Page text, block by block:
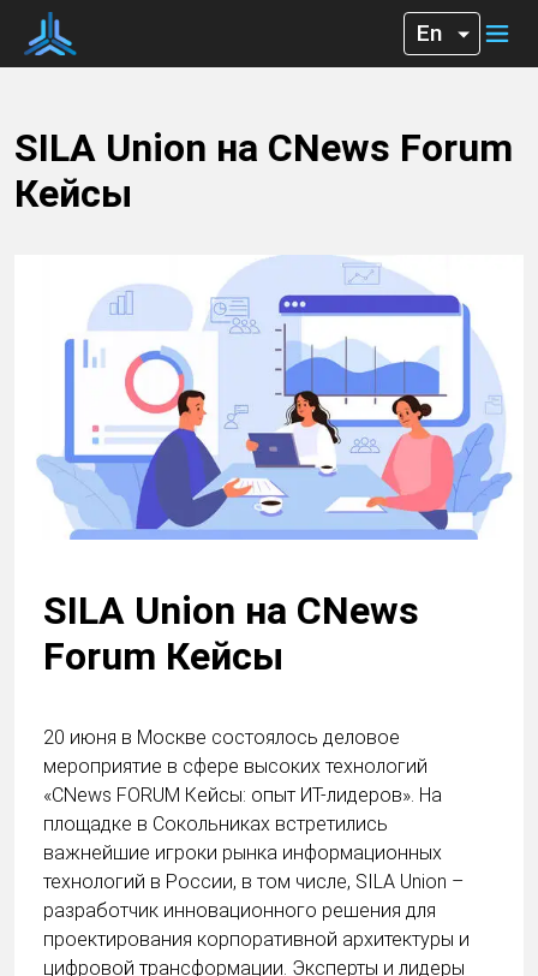
SILA Union на CNews Forum
Кейсы
SILA Union на CNews
Forum Кейсы
20 июня в Москве состоялось деловое
мероприятие в сфере высоких технологий
«CNews FORUM Кейсы: опыт ИТ-лидеров». На
площадке в Сокольниках встретились
важнейшие игроки рынка информационных
технологий в России, в том числе, SILA Union –
разработчик инновационного решения для
проектирования корпоративной архитектуры и
цифровой трансформации. Эксперты и лидеры